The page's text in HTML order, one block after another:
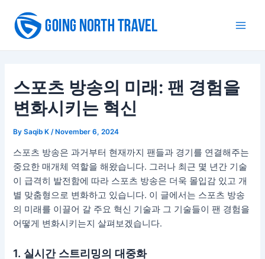
content
스포츠 방송의 미래: 팬 경험을
변화시키는 혁신
BySaqib K/ November 6, 2024
스포츠 방송은 과거부터 현재까지 팬들과 경기를 연결해주는
중요한 매개체 역할을 해왔습니다. 그러나 최근 몇 년간 기술
이 급격히 발전함에 따라 스포츠 방송은 더욱 몰입감 있고 개
별 맞춤형으로 변화하고 있습니다. 이 글에서는 스포츠 방송
의 미래를 이끌어 갈 주요 혁신 기술과 그 기술들이 팬 경험을
어떻게 변화시키는지 살펴보겠습니다.
1. 실시간 스트리밍의 대중화